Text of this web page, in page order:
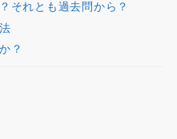
それとも過去問から？
？